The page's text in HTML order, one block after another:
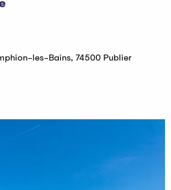
les-Bains, 74500 Publier
favoris